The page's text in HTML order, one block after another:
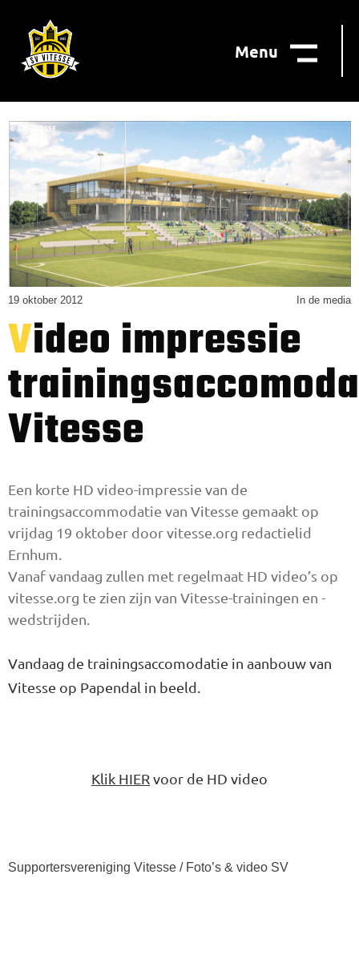
Menu
19 oktober 2012 In de media
Video impressie
Vitesse
Een korte HD video-impressie van de
trainingsaccommodatie van Vitesse gemaakt op
vrijdag 19 oktober door vitesse.org redactielid
Ernhum.
Vanaf vandaag zullen met regelmaat HD video’s op
vitesse.org te zien zijn van Vitesse-trainingen en -
wedstrijden.
Vandaag de trainingsaccomodatie in aanbouw van
Vitesse op Papendal in beeld.
Klik HIERvoor de HD video
Supportersvereniging Vitesse / Foto’s & video SV